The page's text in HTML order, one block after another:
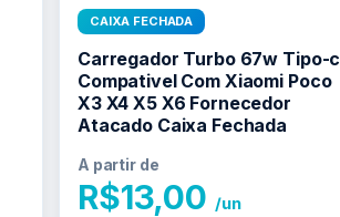
CAIXA FECHADA
Carregador Turbo 67w Tipo-c
Compativel Com Xiaomi Poco
X3 X4 X5 X6 Fornecedor
Atacado Caixa Fechada
A partir de
R$13,00 /un